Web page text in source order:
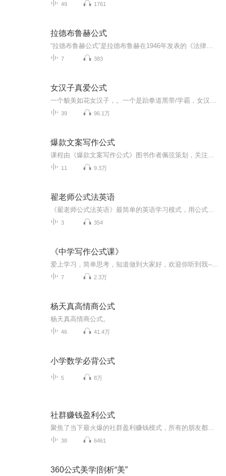
49 1761
拉德布鲁赫公式
7 383
女汉子真爱公式
39 96.1万
爆款文案写作公式
11 9.3万
翟老师公式法英语
3 354
《中学写作公式课》
7 2.3万
杨天真高情商公式
杨天真高情商公式。
46 41.4万
小学数学必背公式
5 8万
社群赚钱盈利公式
38 6461
360公式美学|剖析“美”